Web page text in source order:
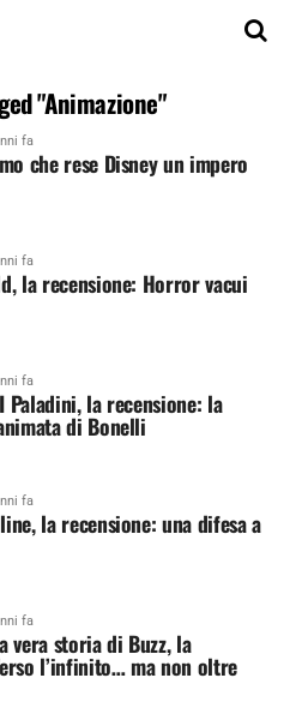
"Animazione"
fa
che rese Disney un impero
fa
la recensione: Horror vacui
fa
Paladini, la recensione: la
di Bonelli
fa
la recensione: una difesa a
fa
vera storia di Buzz, la
l’infinito… ma non oltre